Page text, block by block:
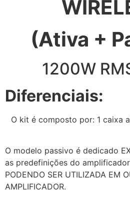
(Ativa +
1200W
Diferenciais:
O kit é composto por: 1 caixa
O modelo passivo é dedicado
as predefinições do
PODENDO SER UTILIZADA EM
AMPLIFICADOR.